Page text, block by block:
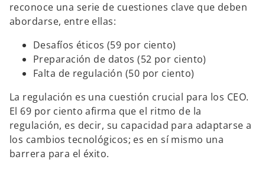
reconoce una serie de cuestiones clave que deben
abordarse, entre ellas:
Desafíos éticos (59 por ciento)
Preparación de datos (52 por ciento)
Falta de regulación (50 por ciento)
La regulación es una cuestión crucial para los CEO.
El 69 por ciento afirma que el ritmo de la
regulación, es decir, su capacidad para adaptarse a
los cambios tecnológicos; es en sí mismo una
barrera para el éxito.